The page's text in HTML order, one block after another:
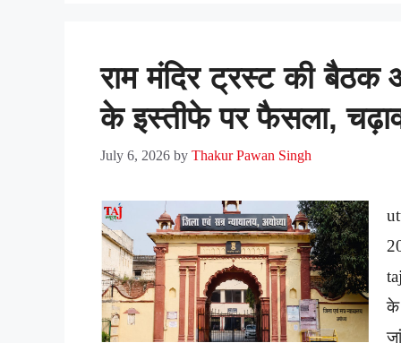
राम मंदिर ट्रस्ट की
के इस्तीफे पर फैसला,
July 6, 2026 by Thakur Pawan Singh
के